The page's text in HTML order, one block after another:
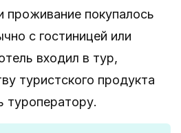
проживание покупалось
с гостиницей или
входил в тур,
туристского продукта
туроператору.